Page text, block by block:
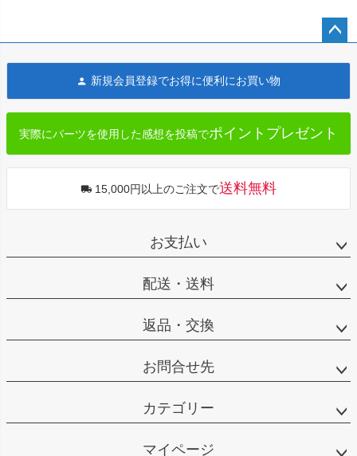
へ
新規会員登録でお得に便利にお買い物
実際にパーツを使用した感想を投稿でポイントプレゼント
15,000円以上のご注文で送料無料
お支払い
配送・送料
返品・交換
お問合せ先
カテゴリー
マイページ